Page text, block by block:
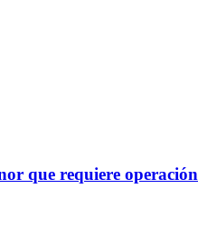
que requiere operación